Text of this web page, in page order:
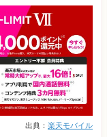
出典： 楽天モバイル